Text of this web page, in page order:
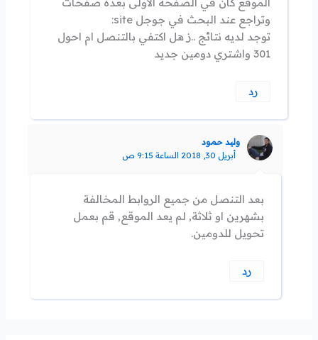
وتراجع عند البحث في جوجل site:
توجد لديه نتائج ..ز هل اكتفي بالتنصل ام احول
301 واشتري دومين جديد
رد
وليد حمود
أبريل 30, 2018 الساعة 9:15 ص
بعد التنصل من جميع الروابط المخالفة
بشهرين او ثلاثة, لم يعد الموقع, قم بعمل
تحويل للدومين.
رد